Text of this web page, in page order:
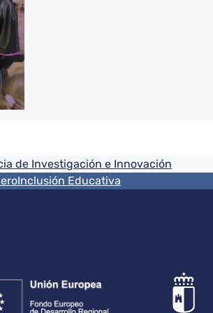
de Investigación e Innovación
Inclusión Educativa